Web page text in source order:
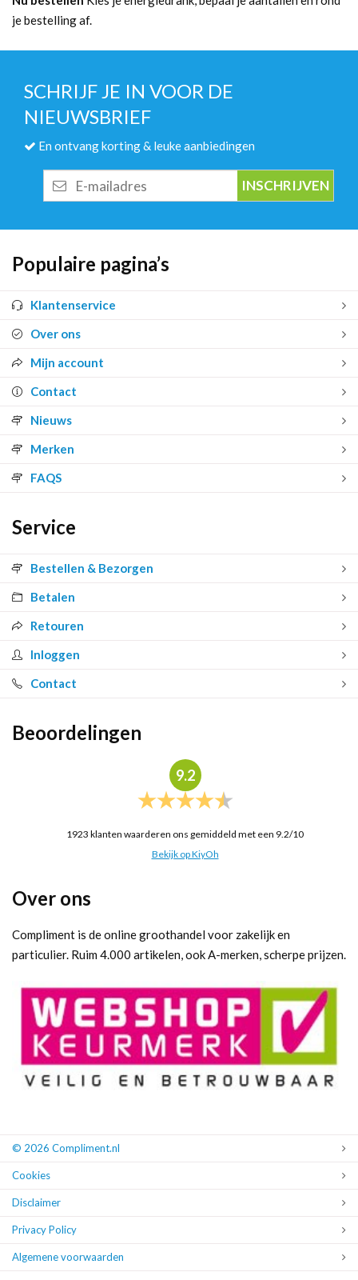
je bestelling af.
SCHRIJF JE IN VOOR DE
NIEUWSBRIEF
En ontvang korting & leuke aanbiedingen
mailadres
Populaire pagina’s
Klantenservice
Over ons
Mijn account
Contact
Nieuws
Merken
FAQS
Service
Bestellen & Bezorgen
Betalen
Retouren
Inloggen
Contact
Beoordelingen
9.2
1923 klanten waarderen ons gemiddeld met een 9.2/10
Bekijk op KiyOh
Over ons
Compliment is de online groothandel voor zakelijk en
particulier. Ruim 4.000 artikelen, ook A-merken, scherpe prijzen.
© 2026 Compliment.nl
Cookies
Disclaimer
Privacy Policy
Algemene voorwaarden